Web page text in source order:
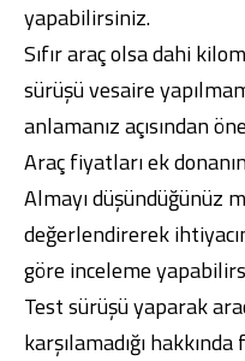
yapabilirsiniz.
Sıfır araç olsa dahi
sürüşü vesaire
anlamanız açısından
Araç fiyatları ek
Almayı düşündüğünüz
değerlendirerek
göre inceleme
Test sürüşü yaparak
karşılamadığı